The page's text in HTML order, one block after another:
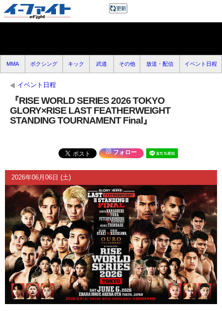
MMA ボクシング キック 武道 その他 放送・配信 イベント日程
イベント日程
『RISE WORLD SERIES 2026 TOKYO
GLORY×RISE LAST FEATHERWEIGHT
STANDING TOURNAMENT Final』
フォロー
2026年06月06日 (土)